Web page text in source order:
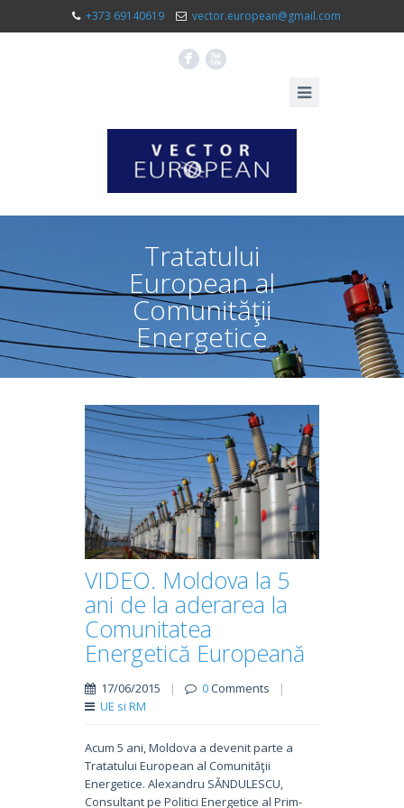
+373 69140619 vector.european@gmail.com
F X
Tratatului
European al
Comunităţii
Energetice
VIDEO. Moldova la 5
ani de la aderarea la
Comunitatea
Energetică Europeană
17/06/2015 | 0Comments
|
UE si RM
Acum 5 ani, Moldova a devenit parte a
Tratatului European al Comunităţii
Energetice. Alexandru SĂNDULESCU,
Consultant pe Politici Energetice al Prim-